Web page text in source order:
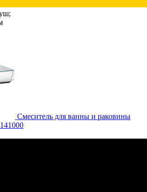
Смеситель для ванны и раковины